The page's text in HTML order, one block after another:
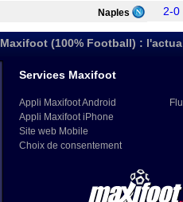
Naples 2-0
Maxifoot (100% Football) :
Services Maxifoot
Appli Maxifoot Android
Appli Maxifoot iPhone
Site web Mobile
Choix de consentement